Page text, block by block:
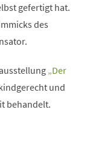
gefertigt hat.
des
„Der
und
behandelt.